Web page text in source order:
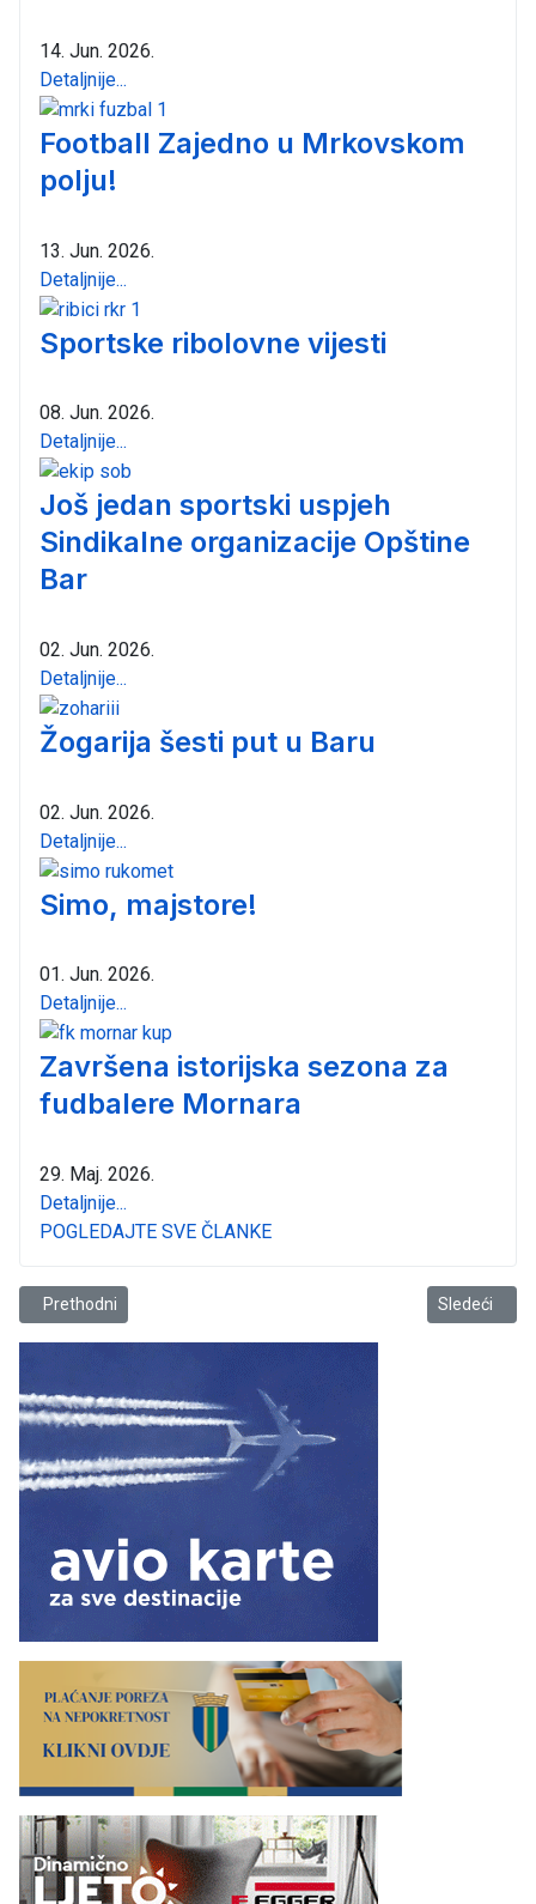
14. Jun. 2026.
Detaljnije...
Football Zajedno u Mrkovskom
polju!
13. Jun. 2026.
Detaljnije...
Sportske ribolovne vijesti
08. Jun. 2026.
Detaljnije...
Još jedan sportski uspjeh
Sindikalne organizacije Opštine
Bar
02. Jun. 2026.
Detaljnije...
Žogarija šesti put u Baru
02. Jun. 2026.
Detaljnije...
Simo, majstore!
01. Jun. 2026.
Detaljnije...
Završena istorijska sezona za
fudbalere Mornara
29. Maj. 2026.
Detaljnije...
POGLEDAJTE SVE ČLANKE
Prethodni članak: KK “Mornar Barsko zlato” počeo pripreme
Prethodni Sledeći
Sledeći